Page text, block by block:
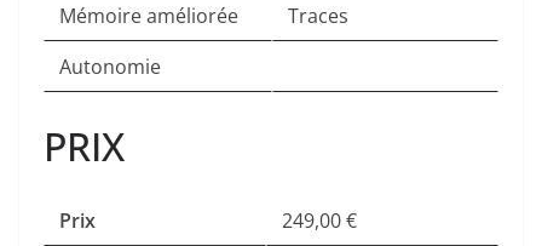
Mémoire améliorée
Traces
Autonomie
PRIX
Prix
249,00 €